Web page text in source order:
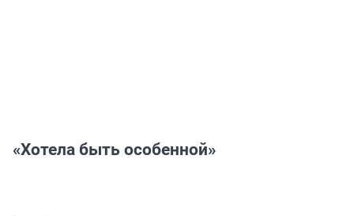
«Хотела быть особенной»